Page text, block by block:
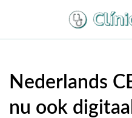
inhoud
Nederlands
nu ook